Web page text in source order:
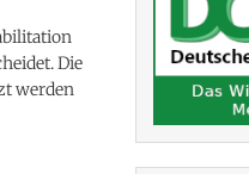
Die
werden